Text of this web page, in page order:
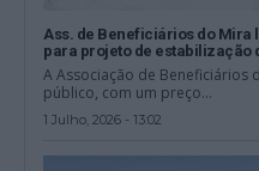
Ass. de Beneficiários do Mira
para projeto de estabilização
A Associação de Beneficiários
público, com um preço...
1 Julho, 2026 - 13:02